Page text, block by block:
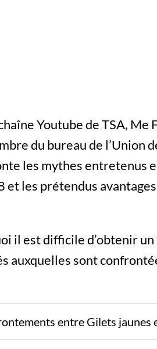
Youtube de TSA, Me
du bureau de l’Union
les mythes entretenus
et les prétendus
il est difficile d’obtenir
auxquelles sont
entre Gilets jaunes